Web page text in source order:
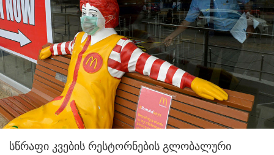
სწრაფი კვების რესტორნების გლობალური